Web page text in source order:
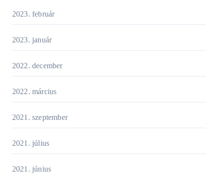
2023. február
2023. január
2022. december
2022. március
2021. szeptember
2021. július
2021. június